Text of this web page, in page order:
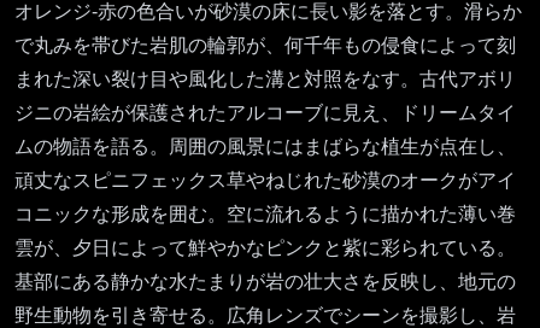
オレンジ-赤の色合いが砂漠の床に長い影を落とす。滑らか
で丸みを帯びた岩肌の輪郭が、何千年もの侵食によって刻
まれた深い裂け目や風化した溝と対照をなす。古代アボリ
ジニの岩絵が保護されたアルコーブに見え、ドリームタイ
ムの物語を語る。周囲の風景にはまばらな植生が点在し、
頑丈なスピニフェックス草やねじれた砂漠のオークがアイ
コニックな形成を囲む。空に流れるように描かれた薄い巻
雲が、夕日によって鮮やかなピンクと紫に彩られている。
基部にある静かな水たまりが岩の壮大さを反映し、地元の
野生動物を引き寄せる。広角レンズでシーンを撮影し、岩